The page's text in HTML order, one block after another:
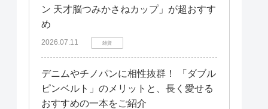
ン 天才脳つみかさねカップ」が超おすす
め
2026.07.11 雑貨
デニムやチノパンに相性抜群！ 「ダブル
ピンベルト」のメリットと、長く愛せる
おすすめの一本をご紹介